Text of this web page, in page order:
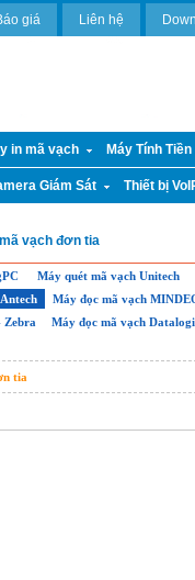
giá Liên hệ
in mã vạch Máy Tính
Giám Sát Thiết bị
vạch đơn tia
Máy quét mã vạch Unitech
Máy đọc mã vạch
Zebra
Máy đọc mã vạch
tia